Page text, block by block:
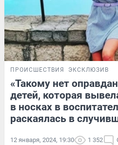
ПРОИСШЕСТВИЯ ЭКСКЛЮЗИВ
«Такому нет
детей, которая
в носках в
раскаялась в
12 января, 2024, 19:30 1 352